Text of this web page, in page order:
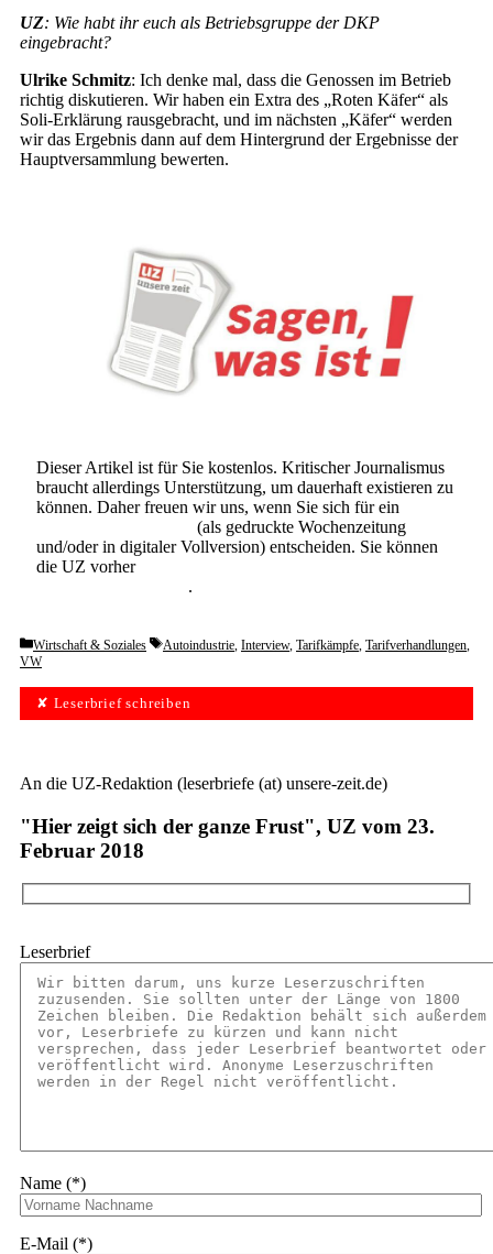
UZ: Wie habt ihr euch als Betriebsgruppe der DKP
eingebracht?
Ulrike Schmitz: Ich denke mal, dass die Genossen im Betrieb
richtig diskutieren. Wir haben ein Extra des „Roten Käfer“ als
Soli-Erklärung rausgebracht, und im nächsten „Käfer“ werden
wir das Ergebnis dann auf dem Hintergrund der Ergebnisse der
Hauptversammlung bewerten.
Dieser Artikel ist für Sie kostenlos. Kritischer Journalismus
braucht allerdings Unterstützung, um dauerhaft existieren zu
können. Daher freuen wir uns, wenn Sie sich für ein
(als gedruckte Wochenzeitung
und/oder in digitaler Vollversion) entscheiden. Sie können
die UZ vorher
.
Categories
Wirtschaft & Soziales Tags
Autoindustrie, Interview, Tarifkämpfe, Tarifverhandlungen,
VW
✘ Leserbrief schreiben
An die UZ-Redaktion (leserbriefe (at) unsere-zeit.de)
"Hier zeigt sich der ganze Frust", UZ vom 23.
Februar 2018
Leserbrief
Name (*)
E-Mail (*)